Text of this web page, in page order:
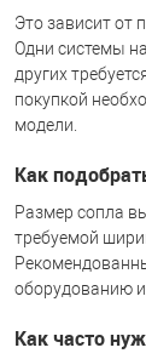
Это зависит от
Одни системы
других
покупкой
модели.
Как
Размер сопла
требуемой
оборудованию
Как часто